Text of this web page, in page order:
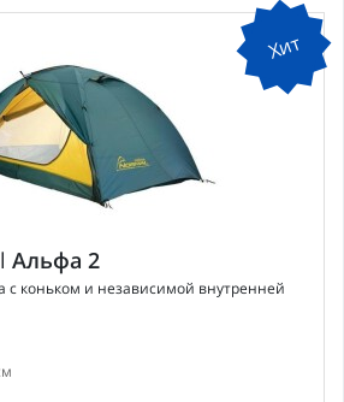
Хит
Альфа 2
с коньком и независимой внутренней